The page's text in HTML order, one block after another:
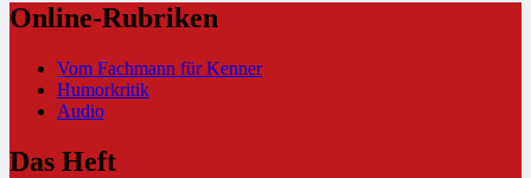
Online-Rubriken
Vom Fachmann für Kenner
Humorkritik
Audio
Das Heft